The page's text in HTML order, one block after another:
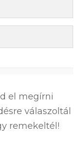
el megírni
válaszoltál
remekeltél!